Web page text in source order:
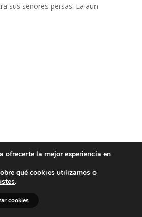
sus señores persas. La aun
ofrecerte la mejor experiencia en
qué cookies utilizamos o
.
cookies